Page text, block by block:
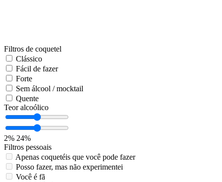
Filtros de coquetel
Clássico
Fácil de fazer
Forte
Sem álcool / mocktail
Quente
Teor alcoólico
2% 24%
Filtros pessoais
Apenas coquetéis que você pode fazer
Posso fazer, mas não experimentei
Você é fã